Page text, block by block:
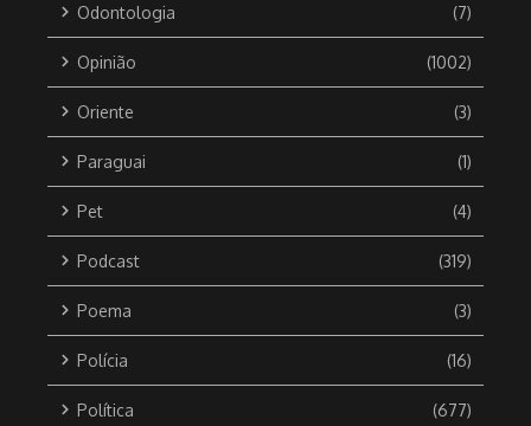
Odontologia (7)
Opinião (1002)
Oriente (3)
Paraguai (1)
Pet (4)
Podcast (319)
Poema (3)
Polícia (16)
Política (677)